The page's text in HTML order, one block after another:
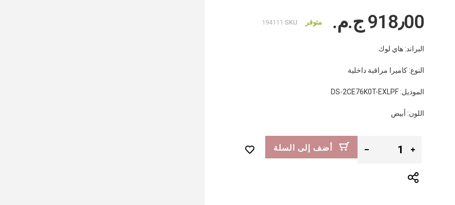
918٫00 ج.م.‏ متوفر SKU
194111
البراند: هاي لوك
النوع: كاميرا مراقبة داخلية
الموديل: DS-2CE76K0T-EXLPF
اللون: أبيض
أضف إلى السلة